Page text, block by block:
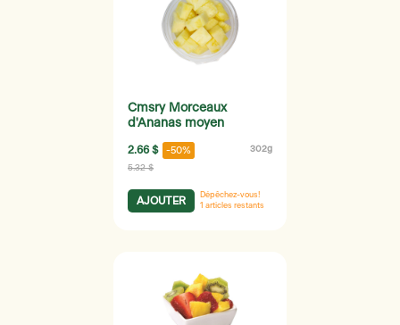
Cmsry Morceaux
d'Ananas moyen
2.66 $ -50% 302g
5.32 $
AJOUTER
Dépêchez-vous!
1 articles restants